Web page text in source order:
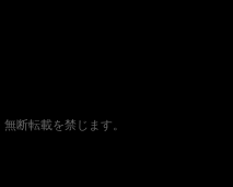
断転載を禁じます。